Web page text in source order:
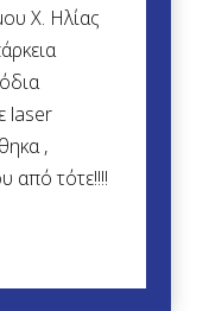
Χ. Ηλίας
laser
,
από τότε!!!!